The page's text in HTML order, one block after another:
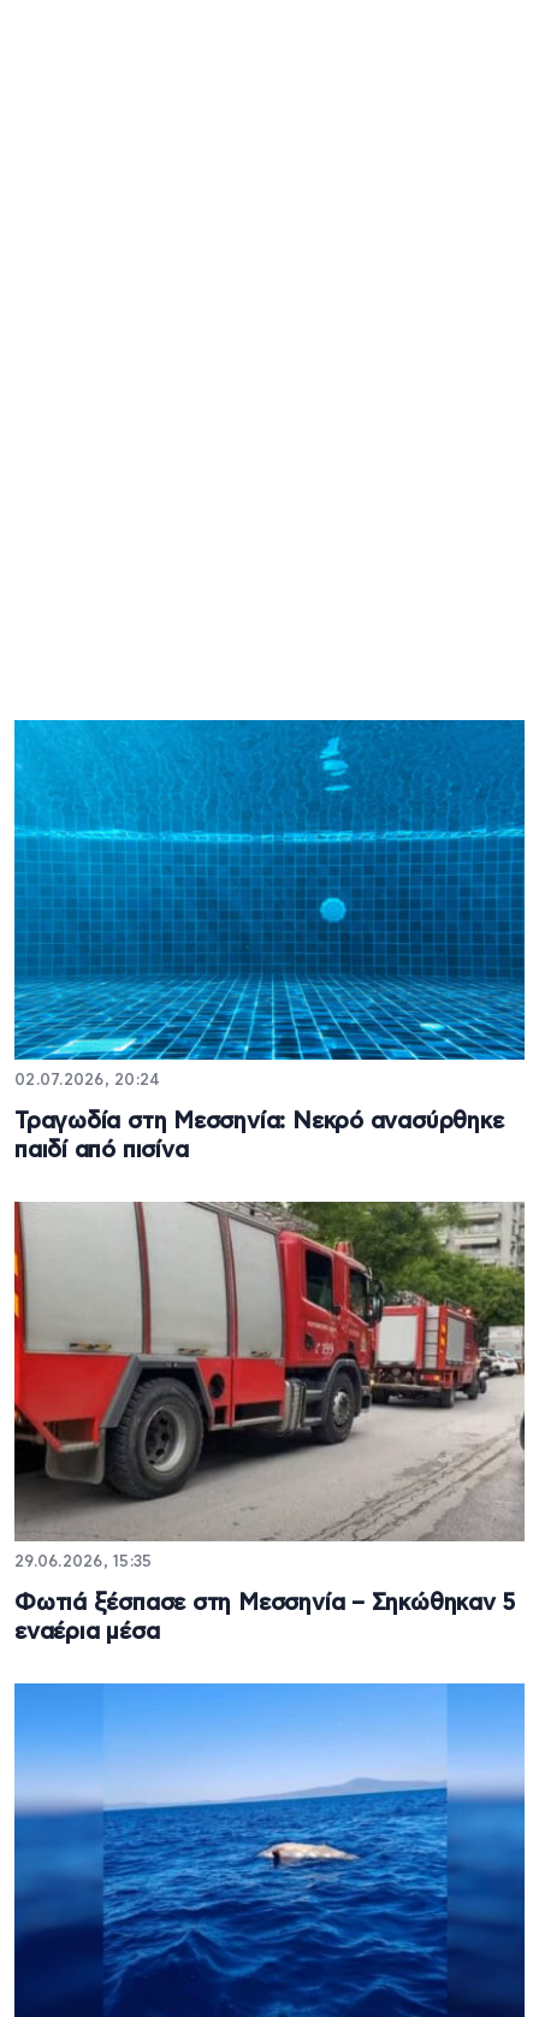
02.07.2026, 20:24
Τραγωδία στη Μεσσηνία: Νεκρό ανασύρθηκε
παιδί από πισίνα
29.06.2026, 15:35
Φωτιά ξέσπασε στη Μεσσηνία – Σηκώθηκαν 5
εναέρια μέσα